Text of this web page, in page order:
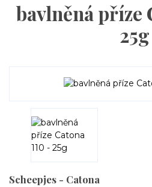
bavlněná příze
25g
Scheepjes - Catona